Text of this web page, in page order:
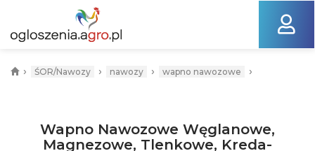
› ŚOR/Nawozy › nawozy › wapno nawozowe ›
Wapno Nawozowe Węglanowe,
Magnezowe, Tlenkowe, Kreda-